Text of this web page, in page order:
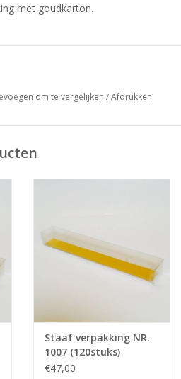
met goudkarton.
om te vergelijken /Afdrukken
Staaf verpakking NR.
1007 (120stuks)
€47,00